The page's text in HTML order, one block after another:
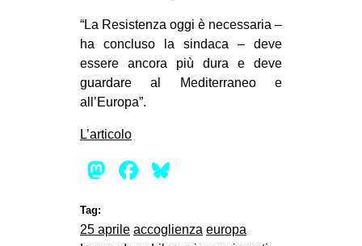
tw
bsky
“La Resistenza oggi è necessaria –
ha concluso la sindaca – deve
essere ancora più dura e deve
guardare al Mediterraneo e
all’Europa”.
L’articolo
Mastodon
Facebook
Tag:
25 aprile accoglienza europa